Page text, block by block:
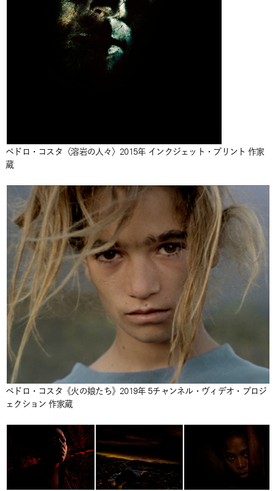
ペドロ・コスタ〈溶岩の人々〉2015年 インクジェット・プリント 作家
蔵
ペドロ・コスタ《火の娘たち》2019年 5チャンネル・ヴィデオ・プロジ
ェクション 作家蔵